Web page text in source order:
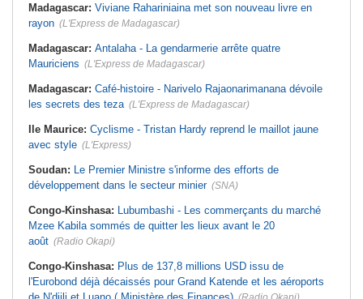
Madagascar: Viviane Rahariniaina met son nouveau livre en
rayon (L'Express de Madagascar)
Madagascar: Antalaha - La gendarmerie arrête quatre
Mauriciens (L'Express de Madagascar)
Madagascar: Café-histoire - Narivelo Rajaonarimanana dévoile
les secrets des teza (L'Express de Madagascar)
Ile Maurice: Cyclisme - Tristan Hardy reprend le maillot jaune
avec style (L'Express)
Soudan: Le Premier Ministre s'informe des efforts de
développement dans le secteur minier (SNA)
Congo-Kinshasa: Lubumbashi - Les commerçants du marché
Mzee Kabila sommés de quitter les lieux avant le 20
août (Radio Okapi)
Congo-Kinshasa: Plus de 137,8 millions USD issu de
l'Eurobond déjà décaissés pour Grand Katende et les aéroports